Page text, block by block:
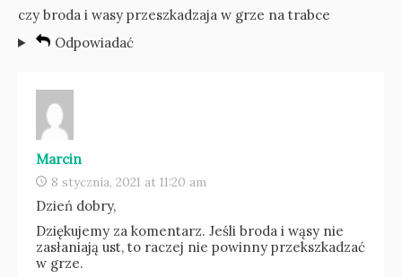
czy broda i wasy przeszkadzaja w grze na trabce
Odpowiadać
Marcin
8 stycznia, 2021 at 11:20 am
Dzień dobry,
Dziękujemy za komentarz. Jeśli broda i wąsy nie
zasłaniają ust, to raczej nie powinny przekszkadzać
w grze.